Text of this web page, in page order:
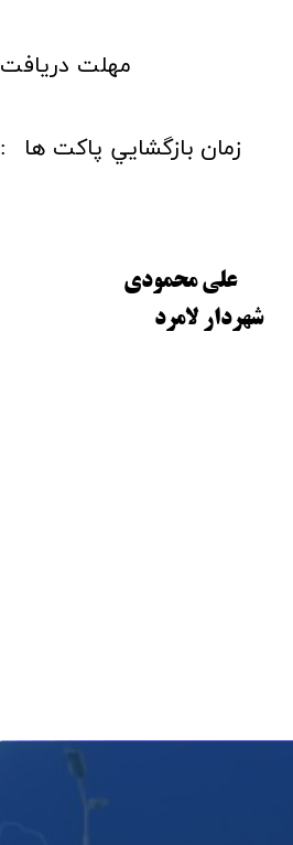
در سایت : 1403/04/06 مهلت دریافت
زمان بازگشايي پاکت ها :
علی محمودی